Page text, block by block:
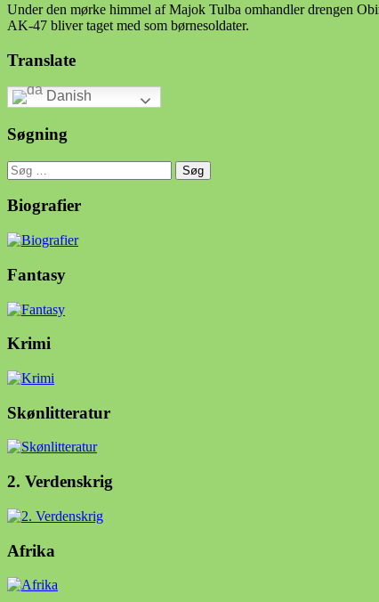
Under den mørke himmel af Majok Tulba omhandler drengen
AK-47 bliver taget med som børnesoldater.
Translate
Danish
Søgning
Søg
efter:
Biografier
Fantasy
Krimi
Skønlitteratur
2. Verdenskrig
Afrika